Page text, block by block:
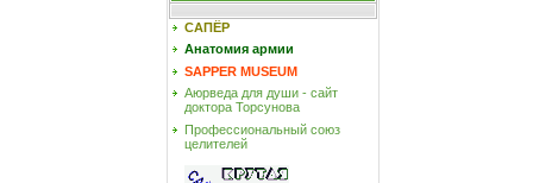
САПЁР
Анатомия армии
SAPPER MUSEUM
Аюрведа для души - сайт
доктора Торсунова
Профессиональный союз
целителей